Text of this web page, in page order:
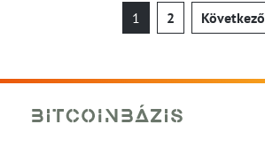
Bejegyzések
lapozása
1 2 Következő